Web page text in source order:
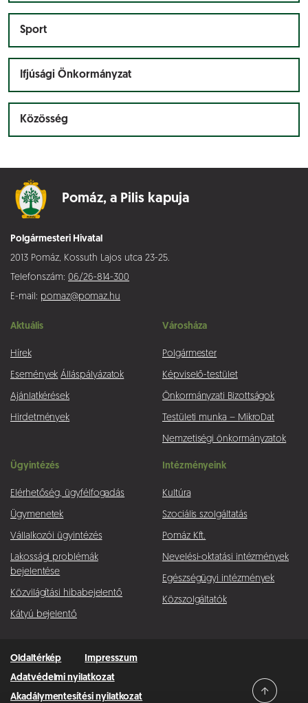
Sport
Ifjúsági Önkormányzat
Közösség
Pomáz, a Pilis kapuja
Polgármesteri Hivatal
2013 Pomáz, Kossuth Lajos utca 23-25.
Telefonszám: 06/26-814-300
E-mail: pomaz@pomaz.hu
Aktuális
Hírek
Események Álláspályázatok
Ajánlatkérések
Hirdetmények
Városháza
Polgármester
Képviselő-testület
Önkormányzati Bizottságok
Testületi munka – MikroDat
Nemzetiségi önkormányzatok
Ügyintézés
Elérhetőség, ügyfélfogadás
Ügymenetek
Vállalkozói ügyintézés
Lakossági problémák
bejelentése
Közvilágítási hibabejelentő
Kátyú bejelentő
Intézményeink
Kultúra
Szociális szolgáltatás
Pomáz Kft.
Nevelési-oktatási intézmények
Egészségügyi intézmények
Közszolgáltatók
Oldaltérkép
Impresszum
Adatvédelmi nyilatkozat
Akadálymentesítési nyilatkozat